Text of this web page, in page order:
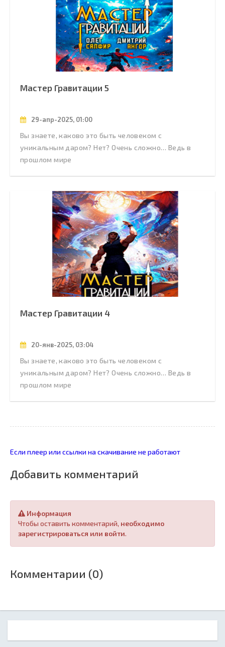
Мастер Гравитации 5
29-апр-2025, 01:00
Вы знаете, каково это быть человеком с
уникальным даром? Нет? Очень сложно… Ведь в
прошлом мире
Мастер Гравитации 4
20-янв-2025, 03:04
Вы знаете, каково это быть человеком с
уникальным даром? Нет? Очень сложно… Ведь в
прошлом мире
Если плеер или ссылки на скачивание не работают
Добавить комментарий
Информация
Чтобы оставить комментарий, необходимо
зарегистрироваться или войти.
Комментарии (0)